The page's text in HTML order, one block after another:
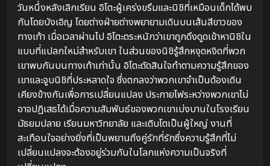
วันหนึ่งหลังเลิกเรียน อิโตะผู้เคร่งขรึมและนิชิที่เหมือนเด็กได้พบ
กันโดยบังเอิญ โดยต่างฝ่ายต่างพยายามเดินบนเส้นสีขาวของ
ทางเท้า เมื่อเวลาผ่านไป อิโตะตระหนักว่าเขาถูกดึงดูดเข้าหานิชิใน
แบบที่แปลกใหม่สำหรับเขา ในส่วนของนิชิรู้สึกหงุดหงิดที่พวก
เขาพบกันบนทางเท้าเท่านั้น อิโตะตัดสินใจทำตามความรู้สึกของ
เขาและจูบนิชิที่ประหลาดใจ ซึ่งตกลงว่าพวกเขาจำเป็นต้องเดิน
เคียงข้างกันเพื่อการเปลี่ยนแปลง ประกายไฟระหว่างพวกเขาไม่
อาจปฏิเสธได้เมื่อความสัมพันธ์ของพวกเขาเบ่งบานในโรงเรียน
มัธยมปลาย เรียนมหาวิทยาลัย และเติบโตเป็นผู้ใหญ่ งานที่
สะเทือนใจอย่างยิ่งที่เป็นพยานถึงคู่รักที่รักซึ่งความรู้สึกที่ไม่
เปลี่ยนแปลงจะต้องอยู่ร่วมกันในโลกแห่งความเป็นจริงที่